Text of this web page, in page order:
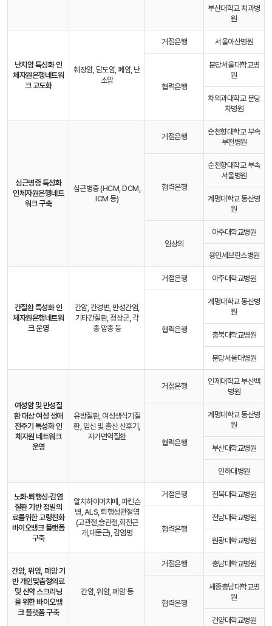
부산대학교 치과병
원
난치암 특성화 인
체자원은행네트워
크 고도화
췌장암, 담도암, 폐암, 난
소암
거점은행 서울아산병원
협력은행
분당서울대학교병
원
차의과대학교 분당
차병원
심근병증 특성화
인체자원은행네트
워크 구축
심근병증 (HCM, DCM,
ICM 등)
거점은행
순천향대학교 부속
부천병원
협력은행
순천향대학교 부속
서울병원
계명대학교 동산병
원
임상의
아주대학교병원
용인세브란스병원
간질환 특성화 인
체자원은행네트워
크 운영
간암, 간경변, 만성간염,
기타간질환, 정상군, 각
종 암종 등
거점은행 아주대학교병원
협력은행
계명대학교 동산병
원
충북대학교병원
분당서울대병원
여성암 및 만성질
환 대상 여성 생애
전주기 특성화 인
체자원 네트워크
운영
유방질환, 여성생식기질
환, 임신 및 출산 산후기,
자가면역질환
거점은행
인제대학교 부산백
병원
협력은행
계명대학교 동산병
원
부산대학교병원
인하대병원
노화·퇴행성·감염
질환 기반 정밀의
료를위한 고령친화
바이오뱅크 플랫폼
구축
알치하이머치매, 파킨슨
병, ALS, 퇴행성관절염
(고관절,슬관절,회전근
개,대둔근), 감염병
거점은행 전북대학교병원
협력은행
전남대학교병원
원광대학교병원
간암, 위암, 폐암 기
반 개인맞춤형의료
및 신약 스크리닝
을 위한 바이오뱅
크 플랫폼 구축
간암, 위암, 폐암 등
거점은행 충남대학교병원
협력은행
세종충남대학교병
원
건양대학교병원